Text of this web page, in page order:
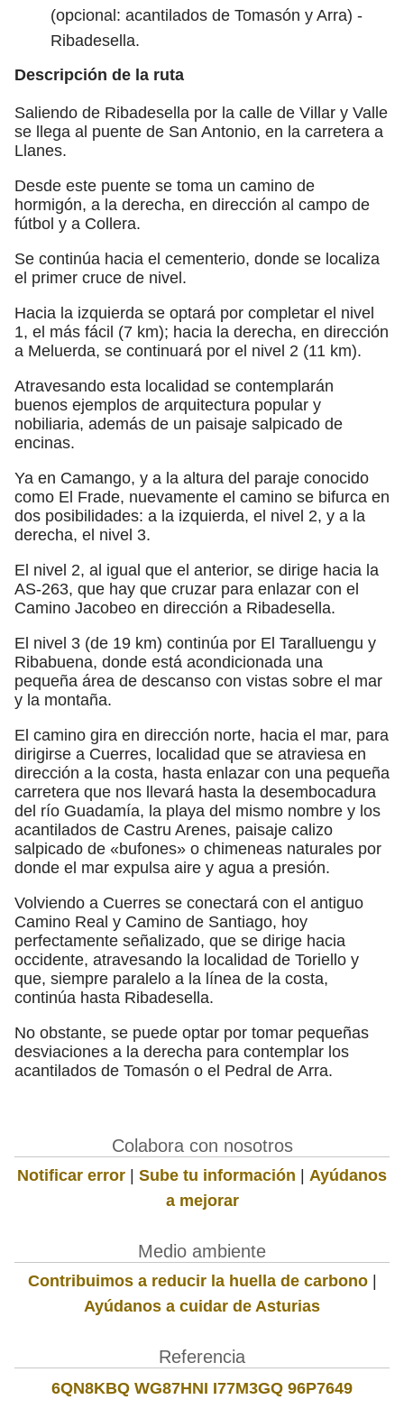
(opcional: acantilados de Tomasón y Arra) -
Ribadesella.
Descripción de la ruta
Saliendo de Ribadesella por la calle de Villar y Valle
se llega al puente de San Antonio, en la carretera a
Llanes.
Desde este puente se toma un camino de
hormigón, a la derecha, en dirección al campo de
fútbol y a Collera.
Se continúa hacia el cementerio, donde se localiza
el primer cruce de nivel.
Hacia la izquierda se optará por completar el nivel
1, el más fácil (7 km); hacia la derecha, en dirección
a Meluerda, se continuará por el nivel 2 (11 km).
Atravesando esta localidad se contemplarán
buenos ejemplos de arquitectura popular y
nobiliaria, además de un paisaje salpicado de
encinas.
Ya en Camango, y a la altura del paraje conocido
como El Frade, nuevamente el camino se bifurca en
dos posibilidades: a la izquierda, el nivel 2, y a la
derecha, el nivel 3.
El nivel 2, al igual que el anterior, se dirige hacia la
AS-263, que hay que cruzar para enlazar con el
Camino Jacobeo en dirección a Ribadesella.
El nivel 3 (de 19 km) continúa por El Taralluengu y
Ribabuena, donde está acondicionada una
pequeña área de descanso con vistas sobre el mar
y la montaña.
El camino gira en dirección norte, hacia el mar, para
dirigirse a Cuerres, localidad que se atraviesa en
dirección a la costa, hasta enlazar con una pequeña
carretera que nos llevará hasta la desembocadura
del río Guadamía, la playa del mismo nombre y los
acantilados de Castru Arenes, paisaje calizo
salpicado de «bufones» o chimeneas naturales por
donde el mar expulsa aire y agua a presión.
Volviendo a Cuerres se conectará con el antiguo
Camino Real y Camino de Santiago, hoy
perfectamente señalizado, que se dirige hacia
occidente, atravesando la localidad de Toriello y
que, siempre paralelo a la línea de la costa,
continúa hasta Ribadesella.
No obstante, se puede optar por tomar pequeñas
desviaciones a la derecha para contemplar los
acantilados de Tomasón o el Pedral de Arra.
Colabora con nosotros
Notificar error | Sube tu información | Ayúdanos
a mejorar
Medio ambiente
Contribuimos a reducir la huella de carbono|
Ayúdanos a cuidar de Asturias
Referencia
6QN8KBQ WG87HNI I77M3GQ 96P7649